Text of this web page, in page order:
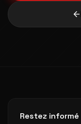
Restez informé